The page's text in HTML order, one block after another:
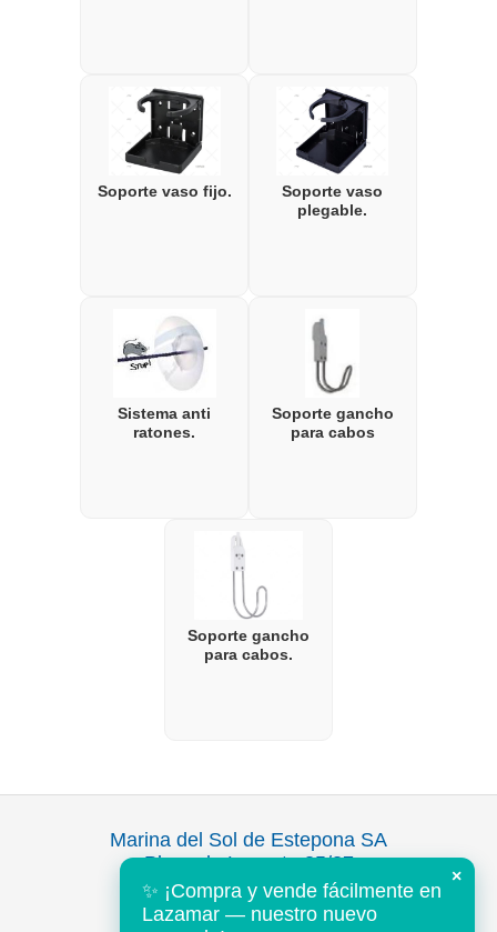
✨ ¡Compra y vende fácilmente en
Lazamar — nuestro nuevo
×
Soporte vaso fijo.
Soporte vaso
plegable.
Sistema anti
ratones.
Soporte gancho
para cabos
Soporte gancho
para cabos.
Marina del Sol de Estepona SA
Plaza de Levante 35/37
Puerto Deportivo
Estepona 29680